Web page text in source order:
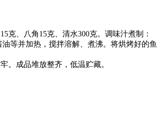
15克、八角15克、清水300克。调味汁煮制：
等并加热，搅拌溶解、煮沸。将烘烤好的鱼
。成品堆放整齐，低温贮藏。